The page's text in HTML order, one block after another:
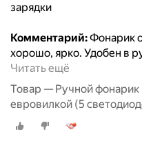
зарядки
Комментарий:Фонарик
хорошо, ярко. Удобен в
Читать ещё
Товар — Ручной фонарик
евровилкой (5